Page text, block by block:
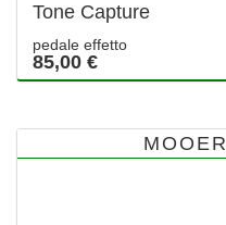
Tone Capture
pedale effetto
85,00 €
MOOER